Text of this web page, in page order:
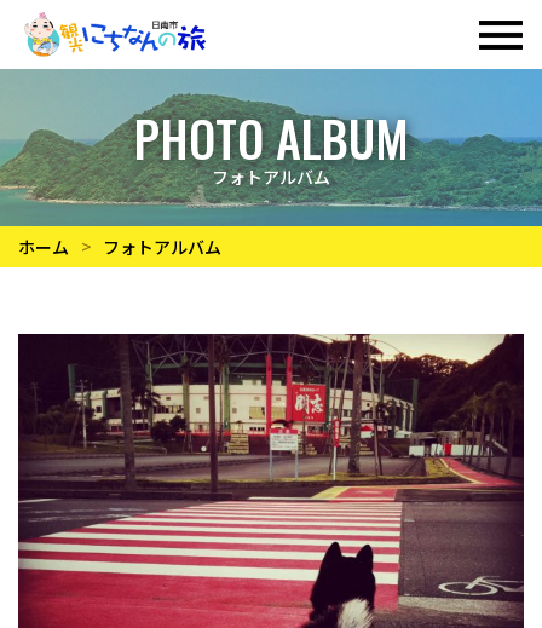
PHOTO ALBUM
フォトアルバム
ホーム フォトアルバム